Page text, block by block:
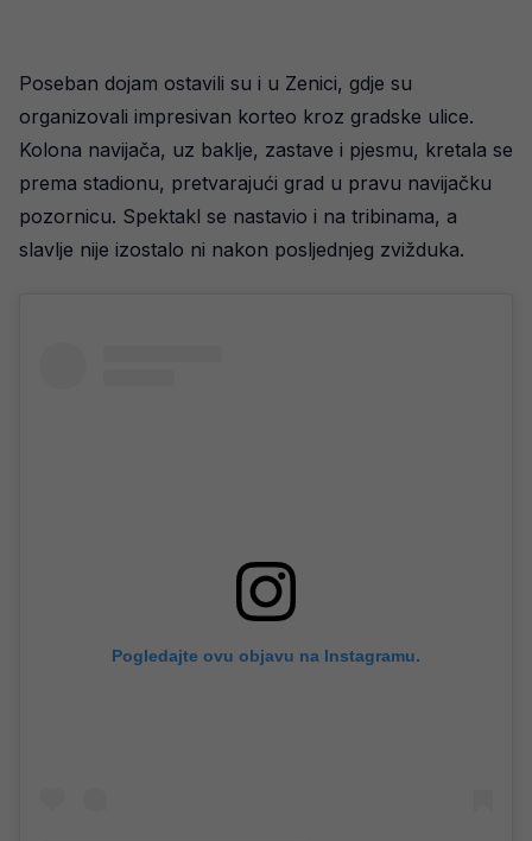
Poseban dojam ostavili su i u Zenici, gdje su
organizovali impresivan korteo kroz gradske ulice.
Kolona navijača, uz baklje, zastave i pjesmu, kretala se
prema stadionu, pretvarajući grad u pravu navijačku
pozornicu. Spektakl se nastavio i na tribinama, a
slavlje nije izostalo ni nakon posljednjeg zvižduka.
Pogledajte ovu objavu na Instagramu.